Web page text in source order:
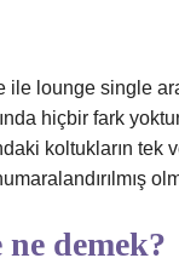
ile lounge single
hiçbir fark
koltukların tek
demek?